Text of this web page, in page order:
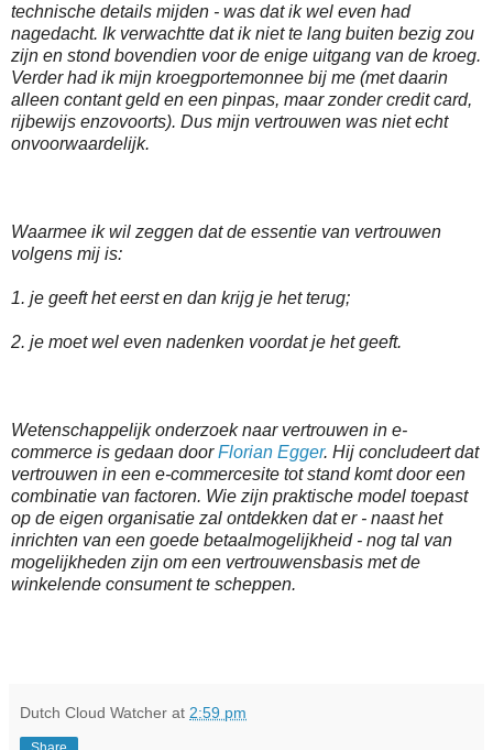
technische details mijden - was dat ik wel even had
nagedacht. Ik verwachtte dat ik niet te lang buiten bezig zou
zijn en stond bovendien voor de enige uitgang van de kroeg.
Verder had ik mijn kroegportemonnee bij me (met daarin
alleen contant geld en een pinpas, maar zonder credit card,
rijbewijs enzovoorts). Dus mijn vertrouwen was niet echt
onvoorwaardelijk.
Waarmee ik wil zeggen dat de essentie van vertrouwen
volgens mij is:
1. je geeft het eerst en dan krijg je het terug;
2. je moet wel even nadenken voordat je het geeft.
Wetenschappelijk onderzoek naar vertrouwen in e-
commerce is gedaan doorFlorian Egger. Hij concludeert dat
vertrouwen in een e-commercesite tot stand komt door een
combinatie van factoren. Wie zijn praktische model toepast
op de eigen organisatie zal ontdekken dat er - naast het
inrichten van een goede betaalmogelijkheid - nog tal van
mogelijkheden zijn om een vertrouwensbasis met de
winkelende consument te scheppen.
Dutch Cloud Watcher at 2:59 pm